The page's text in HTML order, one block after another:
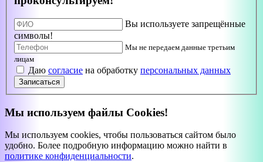
Вы используете запрещённые
символы!
Мы не передаем данные третьим
лицам
Даю согласие на обработку персональных данных
Записаться
Мы используем файлы Cookies!
Мы используем cookies, чтобы пользоваться сайтом было
удобно. Более подробную информацию можно найти в
политике конфиденциальности.